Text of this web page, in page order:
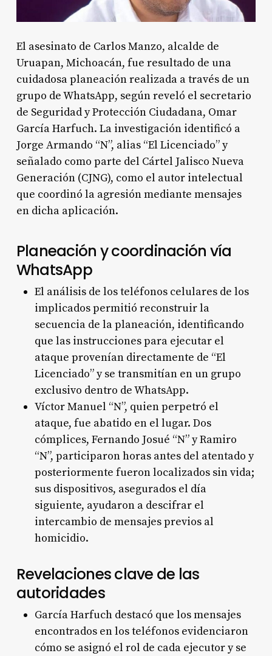
El asesinato de Carlos Manzo, alcalde de
Uruapan, Michoacán, fue resultado de una
cuidadosa planeación realizada a través de un
grupo de WhatsApp, según reveló el secretario
de Seguridad y Protección Ciudadana, Omar
García Harfuch. La investigación identificó a
Jorge Armando “N”, alias “El Licenciado” y
señalado como parte del Cártel Jalisco Nueva
Generación (CJNG), como el autor intelectual
que coordinó la agresión mediante mensajes
en dicha aplicación.
Planeación y coordinación vía
WhatsApp
El análisis de los teléfonos celulares de los
implicados permitió reconstruir la
secuencia de la planeación, identificando
que las instrucciones para ejecutar el
ataque provenían directamente de “El
Licenciado” y se transmitían en un grupo
exclusivo dentro de WhatsApp.
Víctor Manuel “N”, quien perpetró el
ataque, fue abatido en el lugar. Dos
cómplices, Fernando Josué “N” y Ramiro
“N”, participaron horas antes del atentado y
posteriormente fueron localizados sin vida;
sus dispositivos, asegurados el día
siguiente, ayudaron a descifrar el
intercambio de mensajes previos al
homicidio.
Revelaciones clave de las
autoridades
García Harfuch destacó que los mensajes
encontrados en los teléfonos evidenciaron
cómo se asignó el rol de cada ejecutor y se